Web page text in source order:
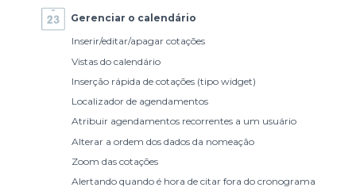
Gerenciar o calendário
Inserir/editar/apagar cotações
Vistas do calendário
Inserção rápida de cotações (tipo widget)
Localizador de agendamentos
Atribuir agendamentos recorrentes a um usuário
Alterar a ordem dos dados da nomeação
Zoom das cotações
Alertando quando é hora de citar fora do cronograma